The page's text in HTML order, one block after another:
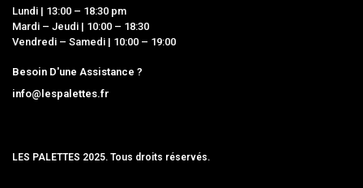
Lundi | 13:00 – 18:30 pm
Mardi – Jeudi | 10:00 – 18:30
Vendredi – Samedi | 10:00 – 19:00
Besoin D'une Assistance ?
info@lespalettes.fr
LES PALETTES 2025. Tous droits réservés.